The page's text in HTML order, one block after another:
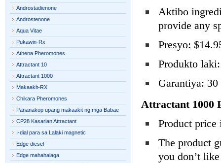
Aktibo
provide any
Presyo:
Produkto
Garantiya:
Attractant 1000
Product price
The product
you don’t
Androstadienone
Androstenone
Aqua Vitae
Pukawin-Rx
Athena Pheromones
Attractant 10
Attractant 1000
Makaakit-RX
Chikara Pheromones
Pananakop upang makaakit ng mga Babae
CP28 Kasarian Attractant
I-dial para sa Lalaki magnetic
Edge diesel
Edge mahahalaga